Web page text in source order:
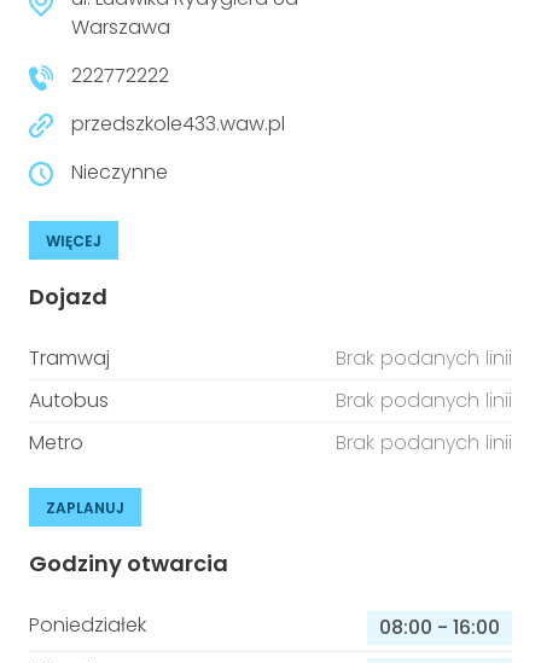
niepełnosprawnościami
Prawo
Prawa osób z niepełnosprawnościami
Aktualności
Urządzenia IoT
Warszawa
222772222
przedszkole433.waw.pl
Nieczynne
WIĘCEJ
Dojazd
Tramwaj
Brak podanych linii
Autobus
Brak podanych linii
Metro
Brak podanych linii
ZAPLANUJ
Godziny otwarcia
Poniedziałek 08:00 - 16:00